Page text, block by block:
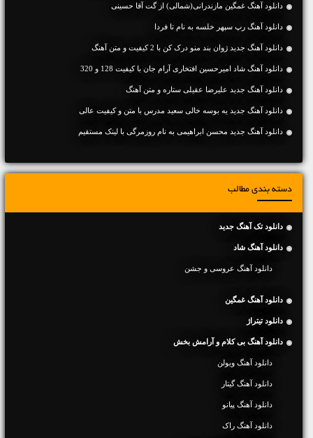
دانلود آهنگ غمگین مازندرانی(شمالی) از گت آقا حسینی
دانلود آهنگ رپ سپهر خلسه به نام تا فردا
دانلود آهنگ جديد ژوان بند منو درک کن با 2 کیفیت و متن آهنگ
دانلود آهنگ شاد امیرحسین افتخاری آرام جان با کیفیت 128 و 320
دانلود آهنگ جديد علیرضا عقیلی ستاره و متن آهنگ
دانلود آهنگ جديد یه بوسه خالی سعید مدرس با متن و کیفیت عالی
دانلود آهنگ جديد محسن ابراهیمی به نام روزمرگی با لینک مستقیم
دسته بندی مطالب
دانلود تک آهنگ جدید
دانلود آهنگ شاد
دانلود آهنگ عروسی و جشن
دانلود آهنگ غمگین
دانلود تیتراژ
دانلود آهنگ بی کلام و آرامش بخش
دانلود آهنگ ویولن
دانلود آهنگ گیتار
دانلود آهنگ پیانو
دانلود آهنگ راک